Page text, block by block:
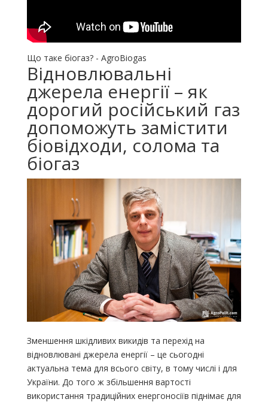
Що таке біогаз? - AgroBiogas
Відновлювальні
джерела енергії – як
дорогий російський газ
допоможуть замістити
біовідходи, солома та
біогаз
Зменшення шкідливих викидів та перехід на
відновлювані джерела енергії – це сьогодні
актуальна тема для всього світу, в тому числі і для
України. До того ж збільшення вартості
використання традиційних енергоносіїв піднімає для